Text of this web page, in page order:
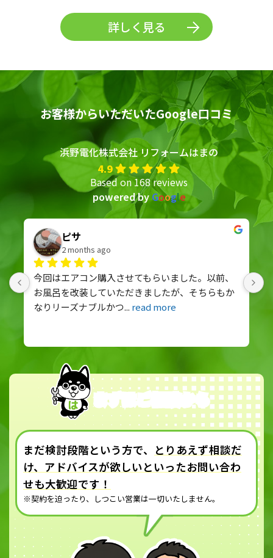
詳しく見る
お客様からいただいたGoogle口コミ
浜野電化株式会社 リフォームはまの
4.9
Based on 168 reviews
powered by Google
ピサ
2 months ago
今回はエアコン購入させてもらいました。以前、
お風呂を改装していただきましたが、そちらもか
なりリーズナブルかつ... read more
まずはご相談から
まだ検討段階という方で、 とりあえず相談だ
け、アドバイスが欲しいといったお問い合わ
せも大歓迎です！
※契約を迫ったり、しつこい営業は一切いたしません。